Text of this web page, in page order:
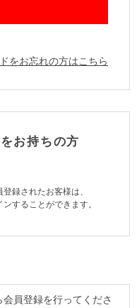
をお忘れの方はこちら
お持ちの方
録されたお客様は、
することができます。
員登録を行ってくださ